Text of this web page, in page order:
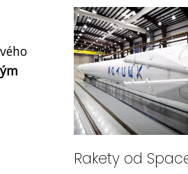
Rakety od